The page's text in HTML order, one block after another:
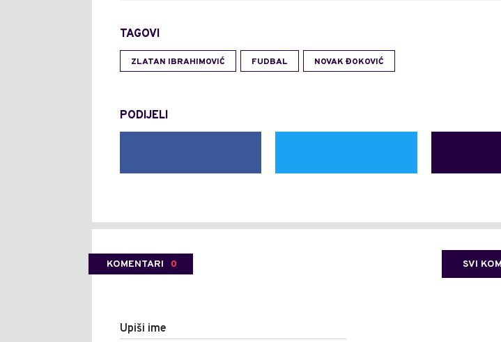
TAGOVI
ZLATAN IBRAHIMOVIĆ FUDBAL NOVAK ĐOKOVIĆ
PODIJELI
KOMENTARI 0 SVI
Upiši ime